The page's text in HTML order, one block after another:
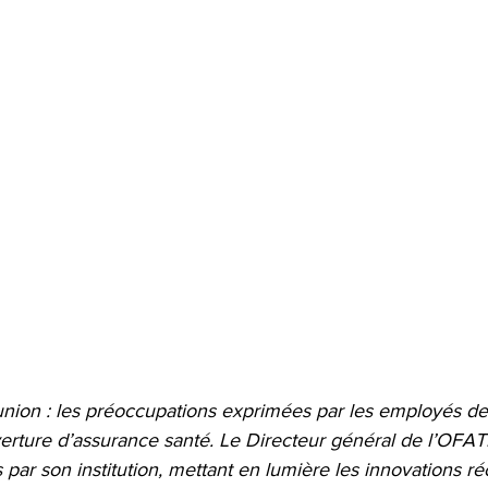
: les préoccupations exprimées par les employés
d’assurance santé. Le Directeur général de
par son institution, mettant en lumière les innovations